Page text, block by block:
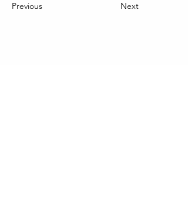
Previous Next